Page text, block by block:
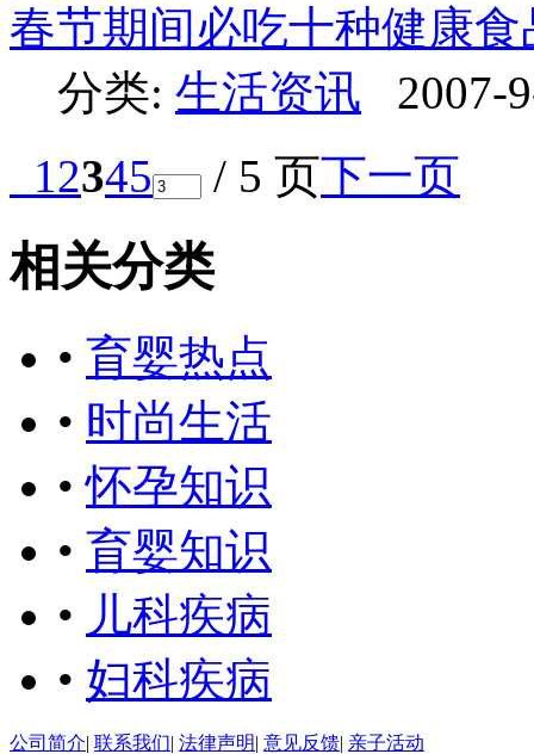
春节期间必吃十种健康食
分类: 生活资讯
2007-
12345 / 5 页下一页
相关分类
• 育婴热点
• 时尚生活
•怀孕知识
• 育婴知识
• 儿科疾病
• 妇科疾病
公司简介| 联系我们| 法律声明| 意见反馈| 亲子活动